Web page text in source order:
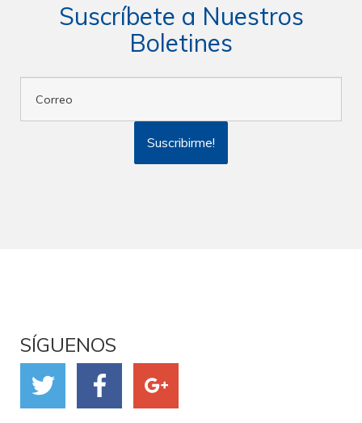
Suscríbete a Nuestros
Boletines
SÍGUENOS